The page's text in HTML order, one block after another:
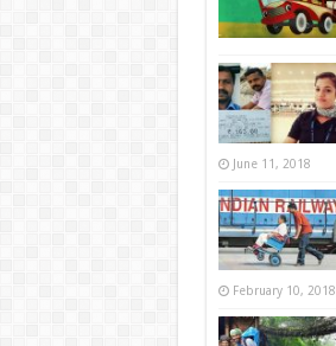
June 11, 2018
February 10, 2018